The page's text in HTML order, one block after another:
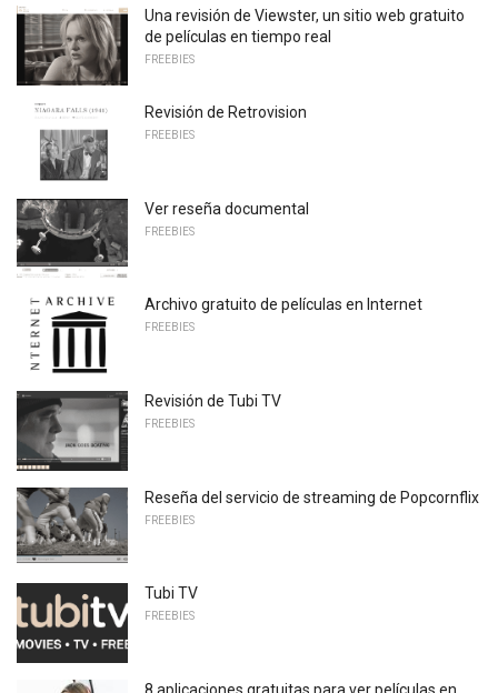
Una revisión de Viewster, un sitio web gratuito
de películas en tiempo real
FREEBIES
Revisión de Retrovision
FREEBIES
Ver reseña documental
FREEBIES
Archivo gratuito de películas en Internet
FREEBIES
Revisión de Tubi TV
FREEBIES
Reseña del servicio de streaming de Popcornflix
FREEBIES
Tubi TV
FREEBIES